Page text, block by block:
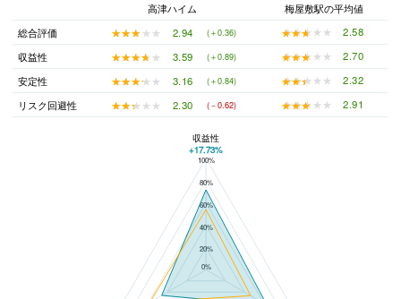
高津ハイム
梅屋敷駅の平均値
総合評価
★★★★★
★★★★★ 2.94 (＋0.36) ★★★★★
★★★★★
2.58
収益性
★★★★★
★★★★★ 3.59 (＋0.89) ★★★★★
★★★★★
2.70
安定性
★★★★★
★★★★★ 3.16 (＋0.84) ★★★★★
★★★★★
2.32
リスク回避性
★★★★★
★★★★★ 2.30 (－0.62) ★★★★★
★★★★★ 2.91
高津ハイムと梅屋敷駅の平均値の総合評価の比較
100%
80%
60%
40%
20%
0%
収益性
+17.73%